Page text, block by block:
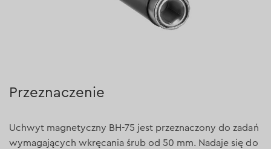
Przeznaczenie
Uchwyt magnetyczny BH-75 jest przeznaczony do zadań
wymagających wkręcania śrub od 50 mm. Nadaje się do